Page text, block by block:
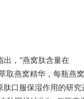
，“燕窝肽含量在
取燕窝精华，每瓶燕
肽口服保湿作用的研究